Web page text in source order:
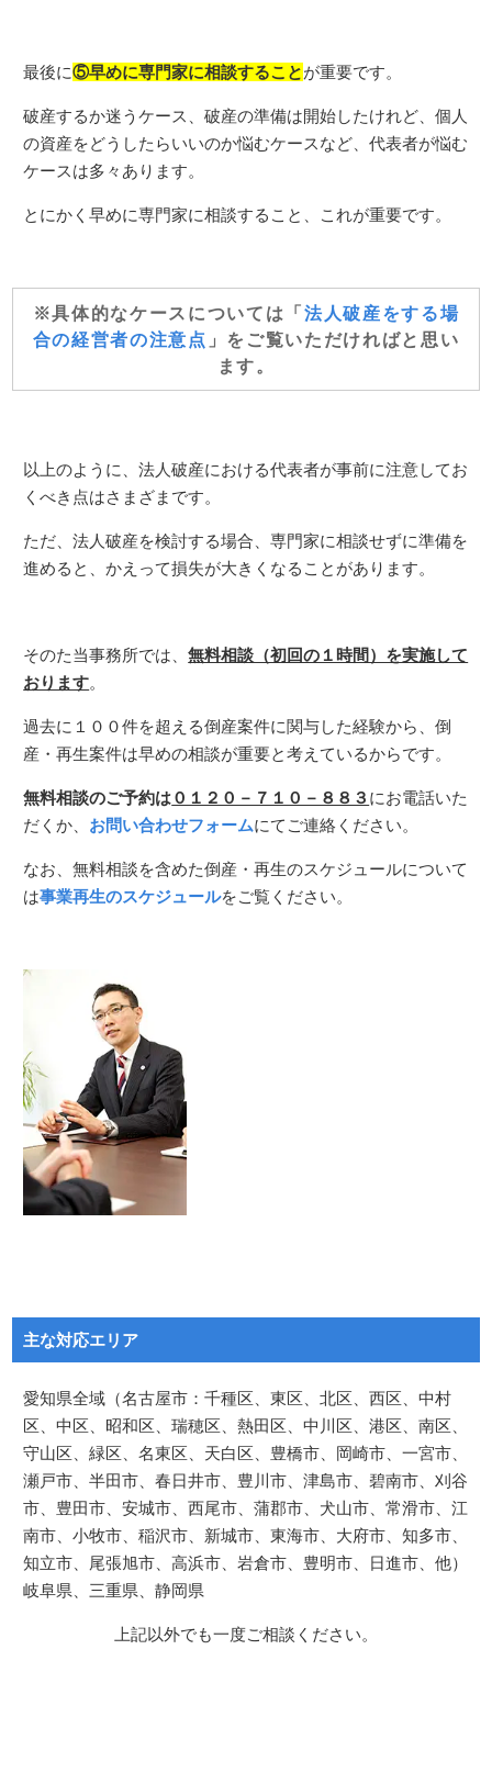
最後に⑤早めに専門家に相談することが重要です。
破産するか迷うケース、破産の準備は開始したけれど、個人
の資産をどうしたらいいのか悩むケースなど、代表者が悩む
ケースは多々あります。
とにかく早めに専門家に相談すること、これが重要です。
※具体的なケースについては「 法人破産をする場
合の経営者の注意点 」をご覧いただければと思い
ます。
以上のように、法人破産における代表者が事前に注意してお
くべき点はさまざまです。
ただ、法人破産を検討する場合、専門家に相談せずに準備を
進めると、かえって損失が大きくなることがあります。
そのた当事務所では、無料相談（初回の１時間）を実施して
おります。
過去に１００件を超える倒産案件に関与した経験から、倒
産・再生案件は早めの相談が重要と考えているからです。
無料相談のご予約は０１２０－７１０－８８３ にお電話いた
だくか、 お問い合わせフォームにてご連絡ください。
なお、無料相談を含めた倒産・再生のスケジュールについて
は事業再生のスケジュールをご覧ください。
主な対応エリア
愛知県全域（名古屋市：千種区、東区、北区、西区、中村
区、中区、昭和区、瑞穂区、熱田区、中川区、港区、南区、
守山区、緑区、名東区、天白区、豊橋市、岡崎市、一宮市、
瀬戸市、半田市、春日井市、豊川市、津島市、碧南市、刈谷
市、豊田市、安城市、西尾市、蒲郡市、犬山市、常滑市、江
南市、小牧市、稲沢市、新城市、東海市、大府市、知多市、
知立市、尾張旭市、高浜市、岩倉市、豊明市、日進市、他）
岐阜県、三重県、静岡県
上記以外でも一度ご相談ください。